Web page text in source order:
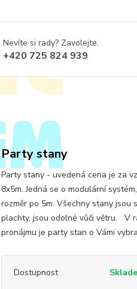
Nevíte si rady? Zavolejte.
+420 725 824 939
Party stany
Party stany - uvedená cena je za
8x5m. Jedná se o modulární
rozměr po 5m. Všechny stany jsou
plachty, jsou odolné vůči větru. V
pronájmu je party stan o Vámi
Dostupnost